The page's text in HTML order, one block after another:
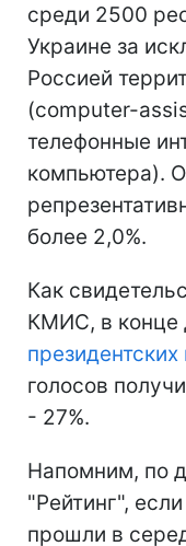
среди 2500
Украине за
Россией
(computer-
телефонные
компьютера).
более 2,0%.
Как
КМИС, в конце
голосов
- 27%.
Напомним, по
"Рейтинг",
прошли в